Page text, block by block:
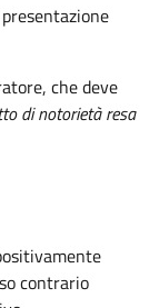
che deve
di notorietà resa
contrario